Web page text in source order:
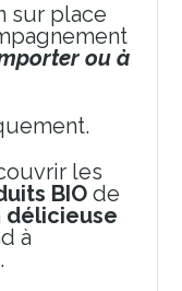
sur place
ou à
les
BIO de
délicieuse
à